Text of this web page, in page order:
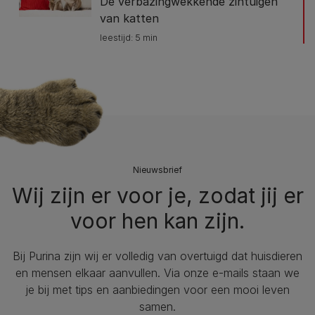
van katten
leestijd: 5 min
Nieuwsbrief
Wij zijn er voor je, zodat jij er
voor hen kan zijn.
Bij Purina zijn wij er volledig van overtuigd dat huisdieren
en mensen elkaar aanvullen. Via onze e-mails staan we
je bij met tips en aanbiedingen voor een mooi leven
samen.